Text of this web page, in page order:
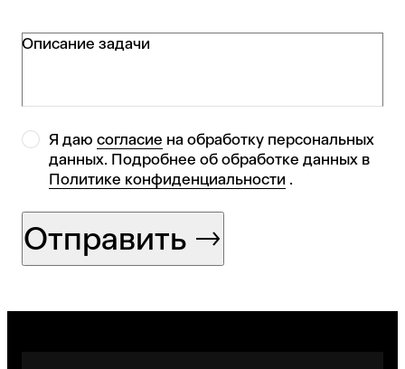
Описание задачи
Я даю согласие на обработку персональных
данных. Подробнее об обработке данных в
Политике конфиденциальности .
Отправить